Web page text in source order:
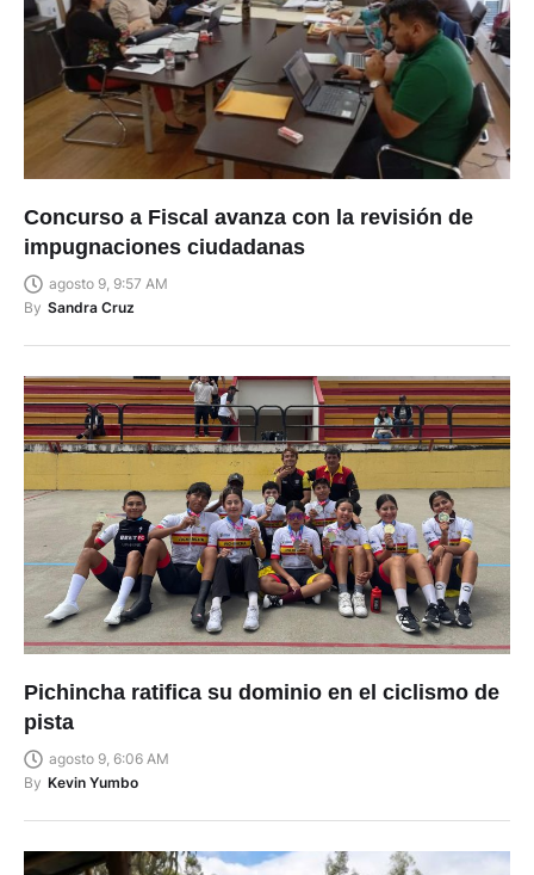
Concurso a Fiscal avanza con la revisión de
impugnaciones ciudadanas
agosto 9, 9:57 AM
By Sandra Cruz
Pichincha ratifica su dominio en el ciclismo de
pista
agosto 9, 6:06 AM
By Kevin Yumbo